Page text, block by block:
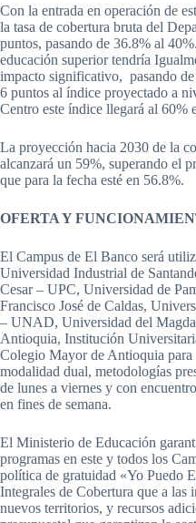
Con la entrada en operación de
la tasa de cobertura bruta del
puntos, pasando de 36.8% al
educación superior tendría
impacto significativo, pasando
6 puntos al índice proyectado a
Centro este índice llegará al 60%
La proyección hacia 2030 de la
alcanzará un 59%, superando el
que para la fecha esté en 56.8%.
OFERTA Y
El Campus de El Banco será
Universidad Industrial de
Cesar – UPC, Universidad de
Francisco José de Caldas,
– UNAD, Universidad del
Antioquia, Institución
Colegio Mayor de Antioquia para
modalidad dual, metodologías
de lunes a viernes y con
en fines de semana.
El Ministerio de Educación
programas en este y todos los
política de gratuidad «Yo Puedo
Integrales de Cobertura que a las
nuevos territorios, y recursos